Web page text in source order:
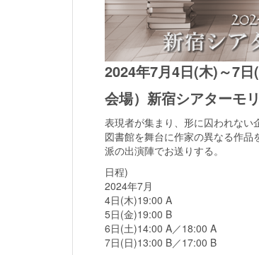
2024年7月4日(木)～7日
会場）新宿シアターモ
表現者が集まり、形に囚われない
図書館を舞台に作家の異なる作
派の出演陣でお送りする。
日程)
2024年7月
4日(木)19:00 A
5日(金)19:00 B
6日(土)14:00 A／18:00 A
7日(日)13:00 B／17:00 B